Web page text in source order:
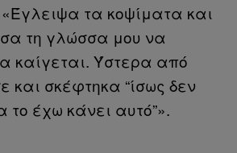
τα κοψίματα και
τη γλώσσα μου να
καίγεται. Ύστερα από
και σκέφτηκα “ίσως δεν
έχω κάνει αυτό”».